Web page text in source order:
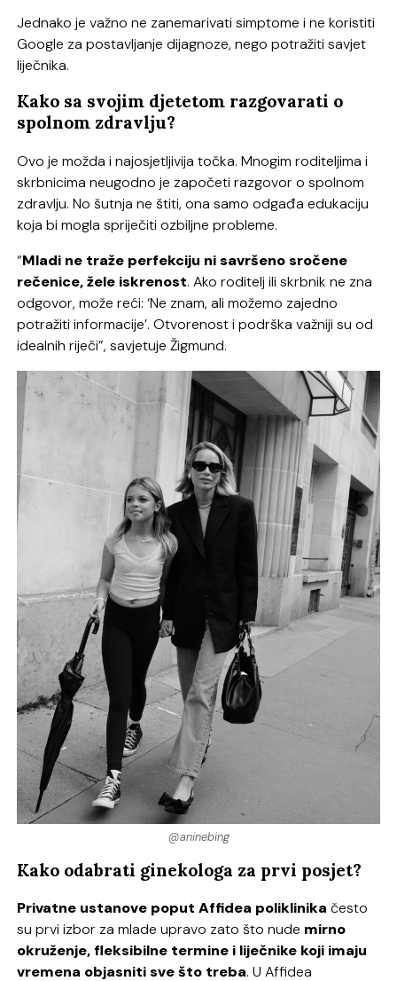
Jednako je važno ne zanemarivati simptome i ne koristiti
Google za postavljanje dijagnoze, nego potražiti savjet
liječnika.
Kako sa svojim djetetom razgovarati o
spolnom zdravlju?
Ovo je možda i najosjetljivija točka. Mnogim roditeljima i
skrbnicima neugodno je započeti razgovor o spolnom
zdravlju. No šutnja ne štiti, ona samo odgađa edukaciju
koja bi mogla spriječiti ozbiljne probleme.
“Mladi ne traže perfekciju ni savršeno sročene
rečenice, žele iskrenost. Ako roditelj ili skrbnik ne zna
odgovor, može reći: ‘Ne znam, ali možemo zajedno
potražiti informacije’. Otvorenost i podrška važniji su od
idealnih riječi”, savjetuje Žigmund.
@aninebing
Kako odabrati ginekologa za prvi posjet?
Privatne ustanove poput Affidea poliklinika često
su prvi izbor za mlade upravo zato što nude mirno
okruženje, fleksibilne termine i liječnike koji imaju
vremena objasniti sve što treba. U Affidea